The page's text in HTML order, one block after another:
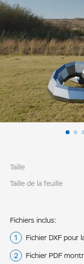
Taille
Taille de la feuille
Fichiers inclus:
Fichier DXF pour
Fichier PDF